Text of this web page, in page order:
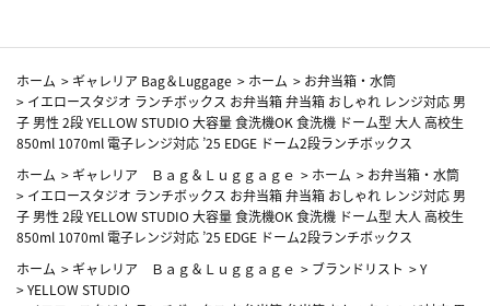
ホーム > ギャレリア Bag＆Luggage > ホーム > お弁当箱・水筒
> イエロースタジオ ランチボックス お弁当箱 弁当箱 おしゃれ レンジ対応 男
子 男性 2段 YELLOW STUDIO 大容量 食洗機OK 食洗機 ドーム型 大人 高校生
850ml 1070ml 電子レンジ対応 ’25 EDGE ドーム2段ランチボックス
ホーム > ギャレリア Ｂａｇ＆Ｌｕｇｇａｇｅ > ホーム > お弁当箱・水筒
> イエロースタジオ ランチボックス お弁当箱 弁当箱 おしゃれ レンジ対応 男
子 男性 2段 YELLOW STUDIO 大容量 食洗機OK 食洗機 ドーム型 大人 高校生
850ml 1070ml 電子レンジ対応 ’25 EDGE ドーム2段ランチボックス
ホーム > ギャレリア Ｂａｇ＆Ｌｕｇｇａｇｅ > ブランドリスト >Y
>YELLOW STUDIO